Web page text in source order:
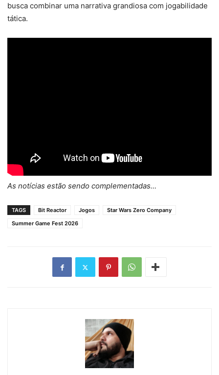
busca combinar uma narrativa grandiosa com jogabilidade
tática.
As notícias estão sendo complementadas…
TAGS Bit Reactor Jogos
Star Wars Zero Company
Summer Game Fest 2026